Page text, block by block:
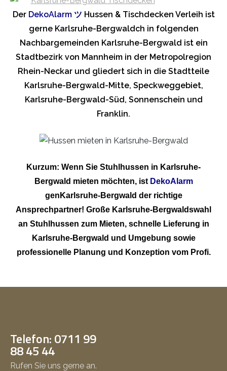
Der DekoAlarm ツ Hussen & Tischdecken Verleih ist
gerne Karlsruhe-Bergwaldch in folgenden
Nachbargemeinden Karlsruhe-Bergwald ist ein
Stadtbezirk von Mannheim in der Metropolregion
Rhein-Neckar und gliedert sich in die Stadtteile
Karlsruhe-Bergwald-Mitte, Speckweggebiet,
Karlsruhe-Bergwald-Süd, Sonnenschein und
Franklin.
Kurzum: Wenn Sie Stuhlhussen in Karlsruhe-
Bergwald mieten möchten, ist DekoAlarm
genKarlsruhe-Bergwald der richtige
Ansprechpartner! Große Karlsruhe-Bergwaldswahl
an Stuhlhussen zum Mieten, schnelle Lieferung in
Karlsruhe-Bergwald und Umgebung sowie
professionelle Planung und Konzeption vom Profi.
Telefon: 0711 99
88 45 44
Rufen Sie uns gerne an.